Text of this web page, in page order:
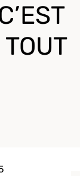
TOUT